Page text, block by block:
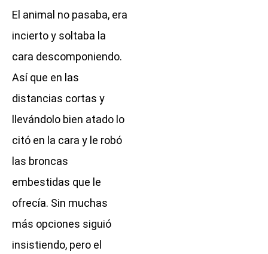
El animal no pasaba, era
incierto y soltaba la
cara descomponiendo.
Así que en las
distancias cortas y
llevándolo bien atado lo
citó en la cara y le robó
las broncas
embestidas que le
ofrecía. Sin muchas
más opciones siguió
insistiendo, pero el